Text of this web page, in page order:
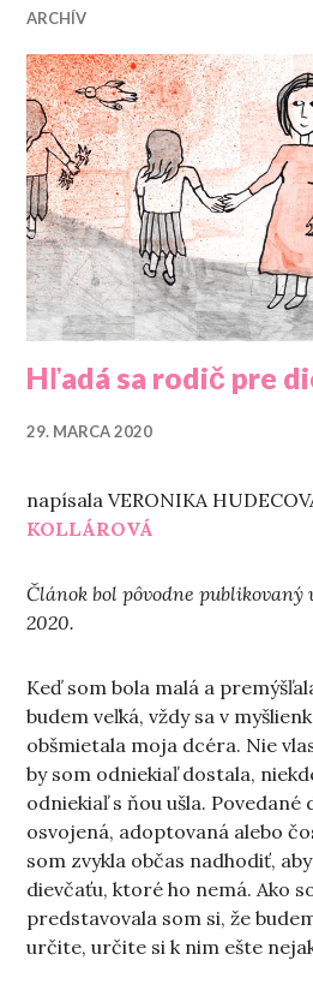
ARCHÍV
Hľadá sa rodič pre
29. MARCA 2020
napísala VERONIKA
KOLLÁROVÁ
Článok bol pôvodne
2020.
Keď som bola malá a
budem veľká, vždy sa v
obšmietala moja dcéra. Nie
by som odniekiaľ dostala,
odniekiaľ s ňou ušla. Povedané
osvojená, adoptovaná alebo
som zvykla občas nadhodiť,
dievčaťu, ktoré ho nemá. Ako
predstavovala som si, že
určite, určite si k nim ešte